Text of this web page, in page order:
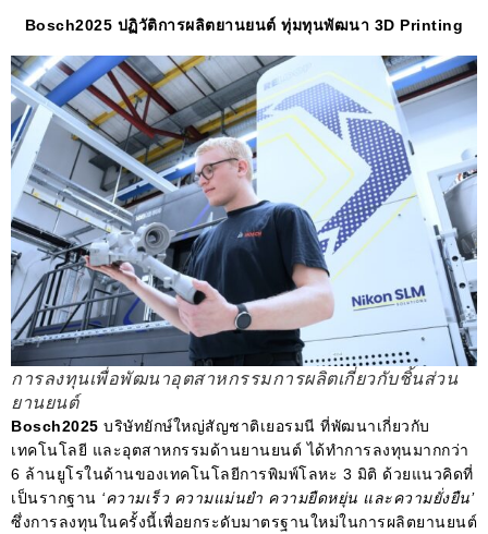
Bosch2025 ปฏิวัติการผลิตยานยนต์ ทุ่มทุนพัฒนา 3D Printing
การลงทุนเพื่อพัฒนาอุตสาหกรรมการผลิตเกี่ยวกับชิ้นส่วน
ยานยนต์
Bosch2025 บริษัทยักษ์ใหญ่สัญชาติเยอรมนี ที่พัฒนาเกี่ยวกับ
เทคโนโลยี และอุตสาหกรรมด้านยานยนต์ ได้ทำการลงทุนมากกว่า
6 ล้านยูโรในด้านของเทคโนโลยีการพิมพ์โลหะ 3 มิติ ด้วยแนวคิดที่
เป็นรากฐาน ‘ความเร็ว ความแม่นยำ ความยืดหยุ่น และความยั่งยืน’
ซึ่งการลงทุนในครั้งนี้เพื่อยกระดับมาตรฐานใหม่ในการผลิตยานยนต์